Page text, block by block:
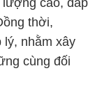
thời,
lý, nhằm xây
cùng đối